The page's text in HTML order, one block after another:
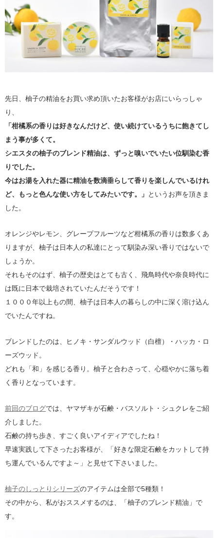
先日、柚子の精油をお買い求め頂いたお客様がお店にいらっしゃ
り、
「柑橘系の香りは好きなんだけど、使い続けているうちに飽きてし
まう事が多くて。
シエスタの柚子のブレンド精油は、ずっと嗅いでいたい位馴染む香
りでした。
今はお湯を入れた器に精油を数滴垂らして香りを楽しんでいるけれ
ど、もっと色んな使い方をしてみたいです。」 というお声を頂きま
した。
オレンジやレモン、グレープフルーツなど柑橘系の香りは数多くあ
りますが、柚子は日本人の私達にとって馴染み深い香りではないで
しょうか。
それもそのはず、柚子の歴史はとても古く、飛鳥時代や奈良時代に
は既に日本で栽培されていたんだそうです！
１０００年以上もの間、柚子は日本人の暮らしの中に深く溶け込ん
でいたんですね。
ブレンドしたのは、ヒノキ・サンダルウッド（白檀）・ハッカ・ロ
ーズウッド。
どれも「和」を感じる香り。柚子と合わさって、心穏やかに落ち着
く香りとなっています。
前回のブログでは、ヤマザキが石鹸・バスソルト・シュクレをご紹
介しました。
石鹸の持ち歩き、すごく良いアイディアでしたね！
早速実践して下さったお客様が、「好きな限定石鹸をカットして持
ち運んでいるんですよ～」と見せて下さいました。
柚子のしっとりシリーズのアイテムは全部で5種類！
その中から、私がおススメするのは、「柚子のブレンド精油」で
す。